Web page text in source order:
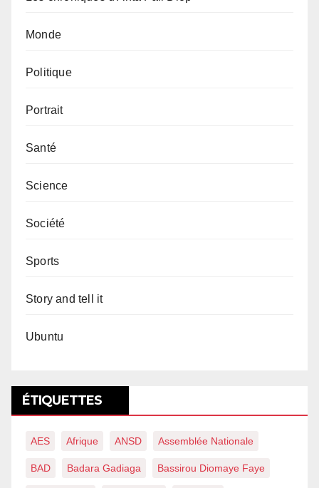
Monde
Politique
Portrait
Santé
Science
Société
Sports
Story and tell it
Ubuntu
ÉTIQUETTES
AES Afrique ANSD Assemblée Nationale
BAD Badara Gadiaga Bassirou Diomaye Faye